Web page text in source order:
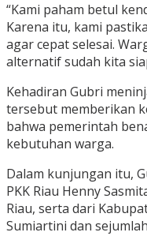
“Kami paham betul
Karena itu, kami
agar cepat selesai.
alternatif sudah kita
Kehadiran Gubri
tersebut memberikan
bahwa pemerintah
kebutuhan warga.
Dalam kunjungan itu,
PKK Riau Henny
Riau, serta dari
Sumiartini dan